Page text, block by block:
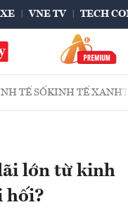
XE VNE TV TECH
TẾ SỐKINH TẾ XANH
lớn từ kinh
hối?